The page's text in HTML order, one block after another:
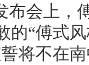
布会上，
的“傅式
将不在